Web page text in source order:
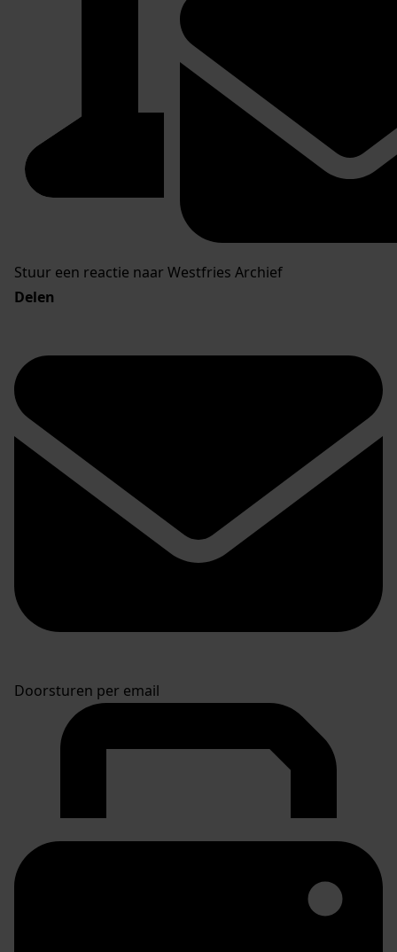
Stuur een reactie naar Westfries Archief
Delen
Doorsturen per email